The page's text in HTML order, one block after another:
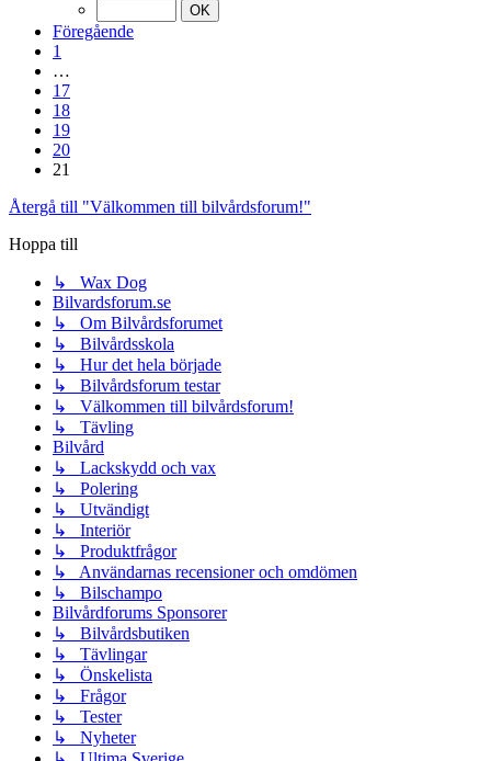
Föregående
1
…
17
18
19
20
21
Återgå till "Välkommen till bilvårdsforum!"
Hoppa till
↳ Wax Dog
Bilvardsforum.se
↳ Om Bilvårdsforumet
↳ Bilvårdsskola
↳ Hur det hela började
↳ Bilvårdsforum testar
↳ Välkommen till bilvårdsforum!
↳ Tävling
Bilvård
↳ Lackskydd och vax
↳ Polering
↳ Utvändigt
↳ Interiör
↳ Produktfrågor
↳ Användarnas recensioner och omdömen
↳ Bilschampo
Bilvårdforums Sponsorer
↳ Bilvårdsbutiken
↳ Tävlingar
↳ Önskelista
↳ Frågor
↳ Tester
↳ Nyheter